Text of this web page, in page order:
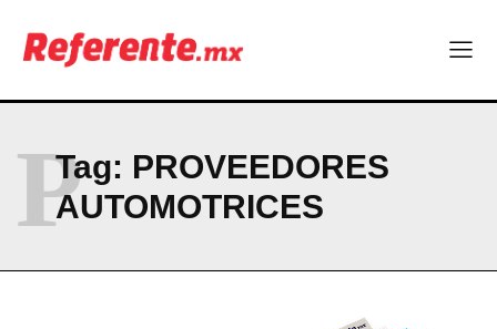
Tag: PROVEEDORES
AUTOMOTRICES
P